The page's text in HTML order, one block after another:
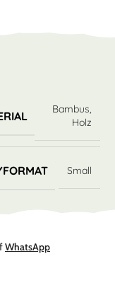
Bambus,
Holz
Small
WhatsApp